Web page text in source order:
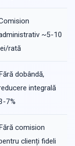
~5-10
rată
dobândă,
integrală
7%
comision
clienți fideli